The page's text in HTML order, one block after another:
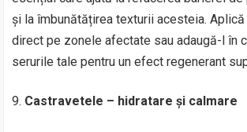
și la îmbunătățirea texturii acesteia.
direct pe zonele afectate sau adaugă-l în
serurile tale pentru un efect regenerant
Castravetele – hidratare și calmare